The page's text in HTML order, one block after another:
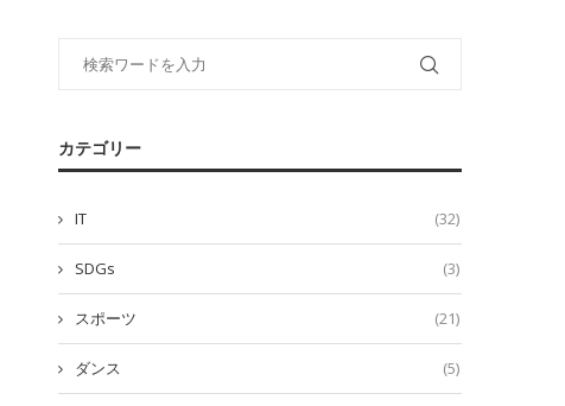
カテゴリー
IT (32)
SDGs (3)
スポーツ (21)
ダンス (5)